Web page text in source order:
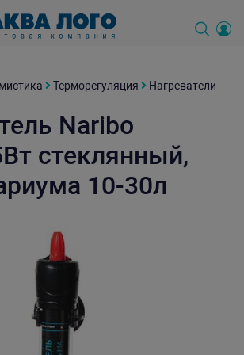
Терморегуляция Нагреватели
Naribo
стеклянный,
10-30л